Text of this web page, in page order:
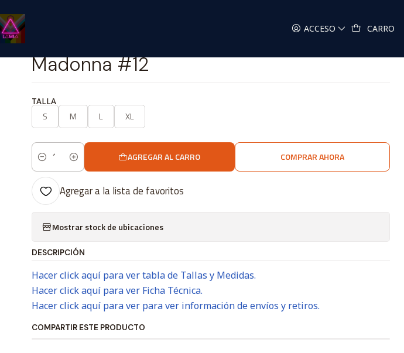
ACCESO CARRO
Música Classic
Madonna #12
TALLA
S M L XL
Cantidad
AGREGAR AL CARRO COMPRAR AHORA
Agregar a la lista de favoritos
Mostrar stock de ubicaciones
DESCRIPCIÓN
Hacer click aquí para ver tabla de Tallas y Medidas.
Hacer click aquí para ver Ficha Técnica.
Hacer click aquí para ver para ver información de envíos y retiros.
COMPARTIR ESTE PRODUCTO